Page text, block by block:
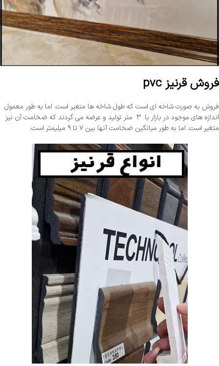
فروش قرنیز pvc
فروش به صورت شاخه ای است که طول شاخه ها متغیر است. اما به طور معمول
اندازه های موجود در بازار با ۳ متر تولید و عرضه می گردند که ضخامت آن نیز
متغیر است. اما به طور میانگین ضخامت آنها بین ۷ تا ۹ میلیمتر است‌‌.